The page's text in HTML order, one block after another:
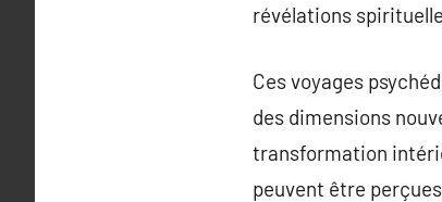
révélations
Ces voyages
des dimensions
transformation
peuvent être